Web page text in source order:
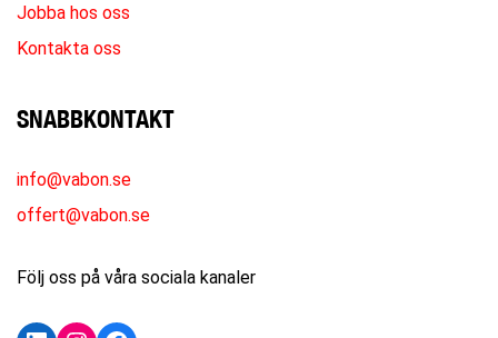
Jobba hos oss
Kontakta oss
SNABBKONTAKT
info@vabon.se
offert@vabon.se
Följ oss på våra sociala kanaler